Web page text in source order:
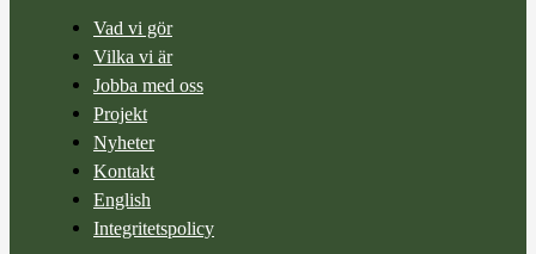
Vad vi gör
Vilka vi är
Jobba med oss
Projekt
Nyheter
Kontakt
English
Integritetspolicy